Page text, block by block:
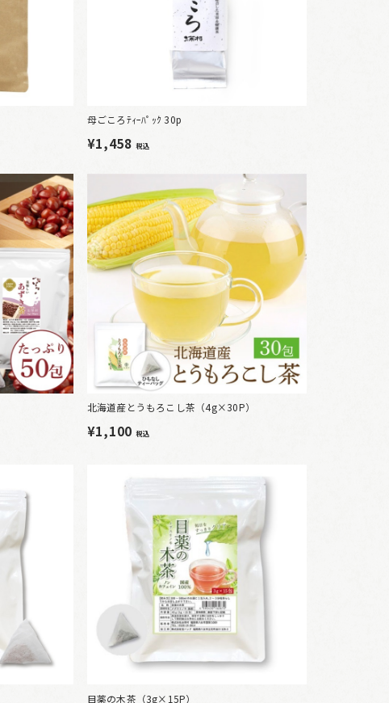
母ごころﾃｨｰﾊﾟｯｸ 30p
¥1,458 税込
北海道産とうもろこし茶（4g×30P）
¥1,100 税込
目薬の木茶（3g×15P）